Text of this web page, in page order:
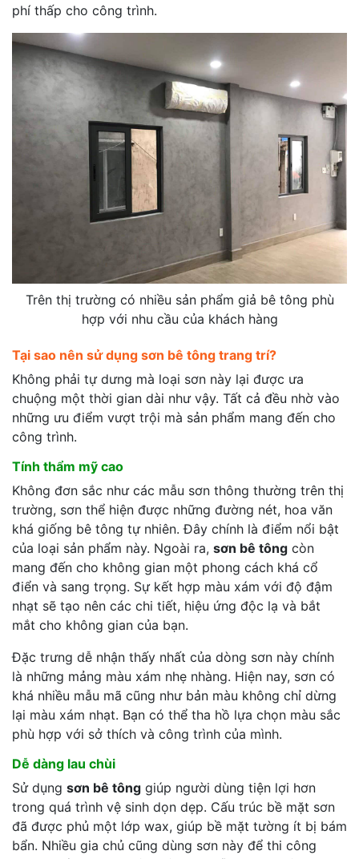
phí thấp cho công trình.
Trên thị trường có nhiều sản phẩm giả bê tông phù
hợp với nhu cầu của khách hàng
Tại sao nên sử dụng sơn bê tông trang trí?
Không phải tự dưng mà loại sơn này lại được ưa
chuộng một thời gian dài như vậy. Tất cả đều nhờ vào
những ưu điểm vượt trội mà sản phẩm mang đến cho
công trình.
Tính thẩm mỹ cao
Không đơn sắc như các mẫu sơn thông thường trên thị
trường, sơn thể hiện được những đường nét, hoa văn
khá giống bê tông tự nhiên. Đây chính là điểm nổi bật
của loại sản phẩm này. Ngoài ra, sơn bê tông còn
mang đến cho không gian một phong cách khá cổ
điển và sang trọng. Sự kết hợp màu xám với độ đậm
nhạt sẽ tạo nên các chi tiết, hiệu ứng độc lạ và bắt
mắt cho không gian của bạn.
Đặc trưng dễ nhận thấy nhất của dòng sơn này chính
là những mảng màu xám nhẹ nhàng. Hiện nay, sơn có
khá nhiều mẫu mã cũng như bản màu không chỉ dừng
lại màu xám nhạt. Bạn có thể tha hồ lựa chọn màu sắc
phù hợp với sở thích và công trình của mình.
Dễ dàng lau chùi
Sử dụng sơn bê tông giúp người dùng tiện lợi hơn
trong quá trình vệ sinh dọn dẹp. Cấu trúc bề mặt sơn
đã được phủ một lớp wax, giúp bề mặt tường ít bị bám
bẩn. Nhiều gia chủ cũng dùng sơn này để thi công